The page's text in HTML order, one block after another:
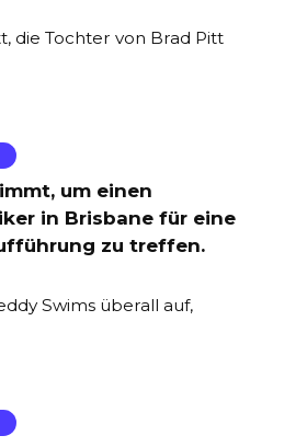
die Tochter von Brad Pitt
um einen
in Brisbane für eine
zu treffen.
Swims überall auf,